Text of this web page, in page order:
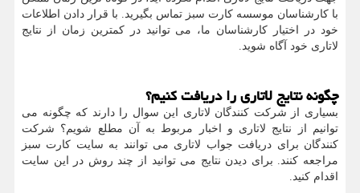
با کارشناسان موسسه کارت سبز تماس بگیرید. با قرار دادن اطلاعات
خود در اختیار کارشناسان ما، می توانید در کمترین زمان از نتایج
لاتاری خود آگاه شوید.
چگونه نتایج لاتاری را دریافت کنیم؟
بسیاری از شرکت کنندگان لاتاری این سوال را دارند که چگونه می
توانیم از نتایج لاتاری و اخبار مربوط به آن مطلع شویم؟ شرکت
کنندگان برای دریافت جواب لاتاری می توانند به سایت کارت سبز
مراجعه کنند. برای دیدن نتایج می توانید از چند روش در این سایت
اقدام کنید.